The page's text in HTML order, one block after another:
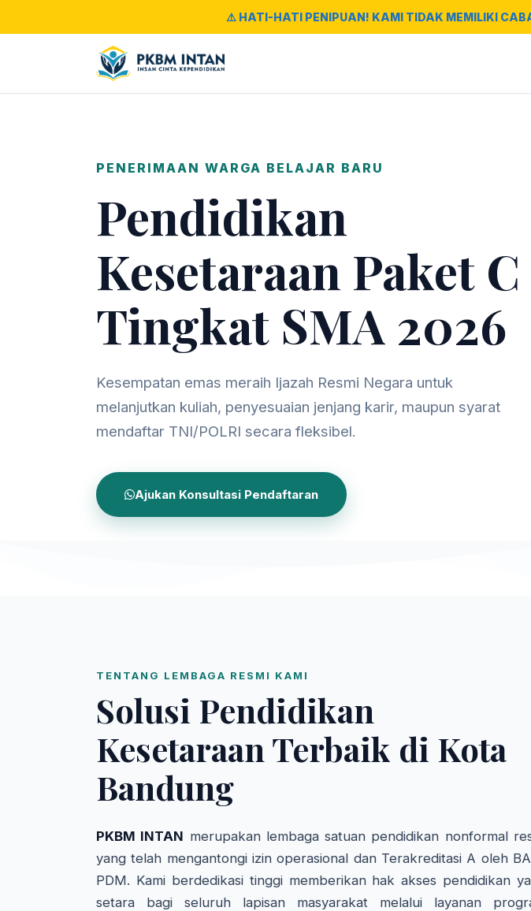
⚠️ HATI-HATI PENIPUAN! KAMI TIDAK MEMILIKI
PENERIMAAN WARGA BELAJAR BARU
Pendidikan
Kesetaraan Paket C
Tingkat SMA 2026
Kesempatan emas meraih Ijazah Resmi Negara untuk
melanjutkan kuliah, penyesuaian jenjang karir, maupun syarat
mendaftar TNI/POLRI secara fleksibel.
Ajukan Konsultasi Pendaftaran
TENTANG LEMBAGA RESMI KAMI
Solusi Pendidikan
Kesetaraan Terbaik di Kota
Bandung
PKBM INTAN merupakan lembaga satuan pendidikan nonformal
yang telah mengantongi izin operasional dan Terakreditasi A oleh
PDM. Kami berdedikasi tinggi memberikan hak akses pendidikan
setara bagi seluruh lapisan masyarakat melalui layanan